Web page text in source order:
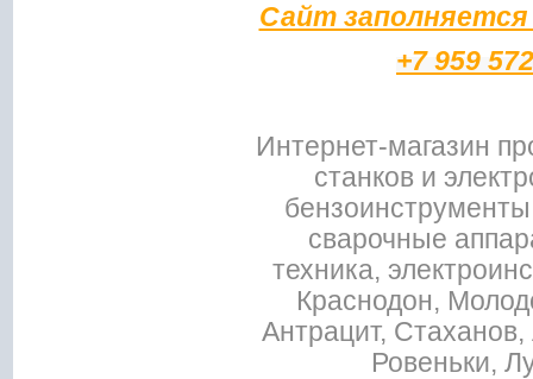
Сайт
+7 959
Интернет-магазин
станков и
сварочные
техника,
Краснодон,
Антрацит,
Ровеньки,